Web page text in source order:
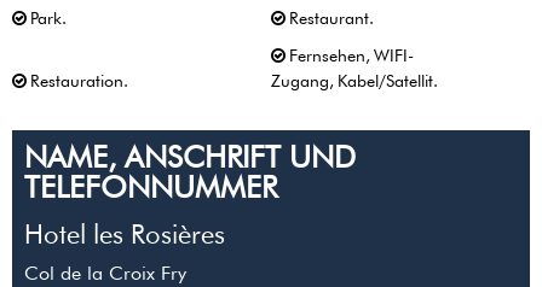
Park Restaurant
Restauration
Fernsehen WIFI-
Zugang Kabel/Satellit
NAME, ANSCHRIFT UND
TELEFONNUMMER
Hotel les Rosières
Col de la Croix Fry